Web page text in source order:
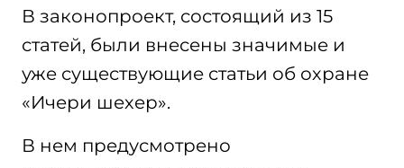
В законопроект, состоящий из 15
статей, были внесены значимые и
уже существующие статьи об охране
«Ичери шехер».
В нем предусмотрено